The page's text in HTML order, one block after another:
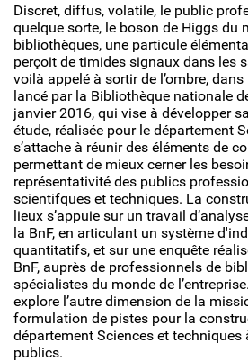
Discret, diffus, volatile, le public
quelque sorte, le boson de Higgs du
bibliothèques, une particule
perçoit de timides signaux dans les
voilà appelé à sortir de l’ombre, dans
lancé par la Bibliothèque nationale
janvier 2016, qui vise à développer
étude, réalisée pour le département
s’attache à réunir des éléments de
permettant de mieux cerner les
représentativité des publics
scientifques et techniques. La
lieux s’appuie sur un travail
la BnF, en articulant un système
quantitatifs, et sur une enquête
BnF, auprès de professionnels de
spécialistes du monde de
explore l’autre dimension de la
formulation de pistes pour la
département Sciences et techniques
publics.